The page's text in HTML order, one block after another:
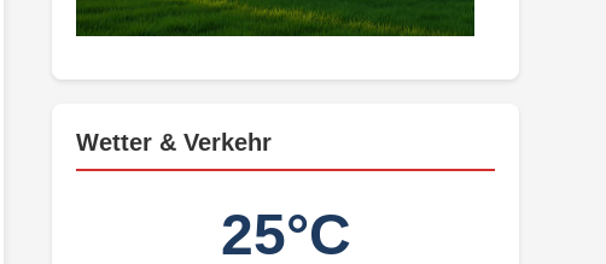
Wetter & Verkehr
25°C